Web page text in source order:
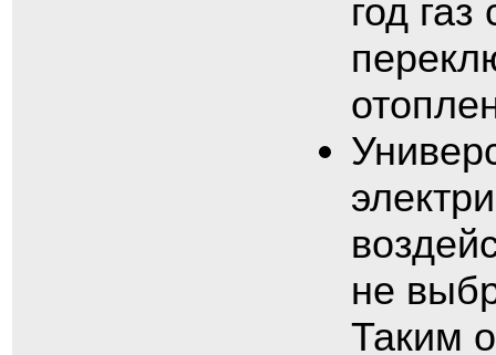
год
не
Таким